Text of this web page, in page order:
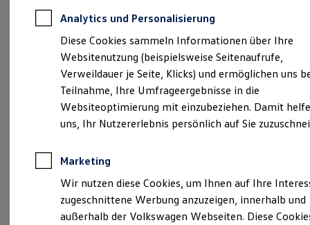
Autokredit mit Schlussrate
Versicherungen und Garantien
Kfz-Versicherung
Restschuldversicherungen
Garantien
Wartungsverträge
Geschäftskunden
Professional Class bei Volkswagen
Großkunden
Behörden
Anpfiff zum Gewinn
Elektroautos
ID. Tutorials
Elektrofahrzeugkonzepte
Der Taigo.
Impressum & Rechtliches
Analytics und Personalisierung
Diese Cookies sammeln Informationen über Ihre
Websitenutzung (beispielsweise Seitenaufrufe,
Verweildauer je Seite, Klicks) und ermöglichen uns
Teilnahme, Ihre Umfrageergebnisse in die
Websiteoptimierung mit einzubeziehen. Damit
uns, Ihr Nutzererlebnis persönlich auf Sie
Marketing
Wir nutzen diese Cookies, um Ihnen auf Ihre
zugeschnittene Werbung anzuzeigen, innerhalb und
außerhalb der Volkswagen Webseiten. Diese